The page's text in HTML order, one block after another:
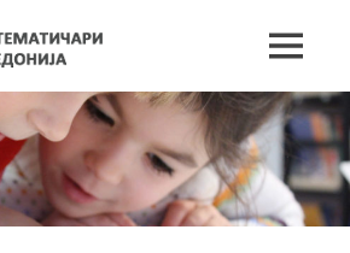
на
на
MENU